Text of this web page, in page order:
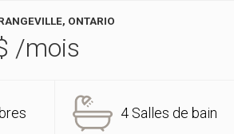
ONTARIO
/mois
4 Salles de bain